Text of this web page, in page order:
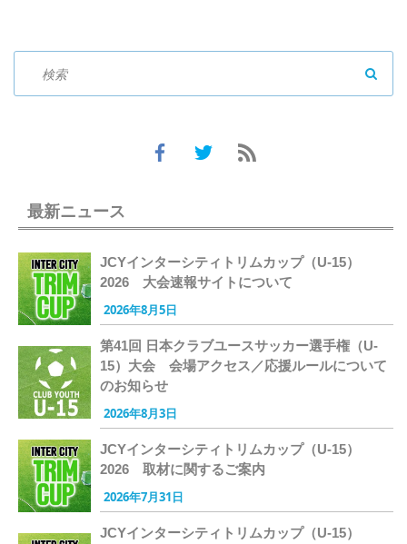
最新ニュース
JCYインターシティトリムカップ（U-15）
2026 大会速報サイトについて
2026年8月5日
第41回 日本クラブユースサッカー選手権（U-
15）大会 会場アクセス／応援ルールについて
のお知らせ
2026年8月3日
JCYインターシティトリムカップ（U-15）
2026 取材に関するご案内
2026年7月31日
JCYインターシティトリムカップ（U-15）